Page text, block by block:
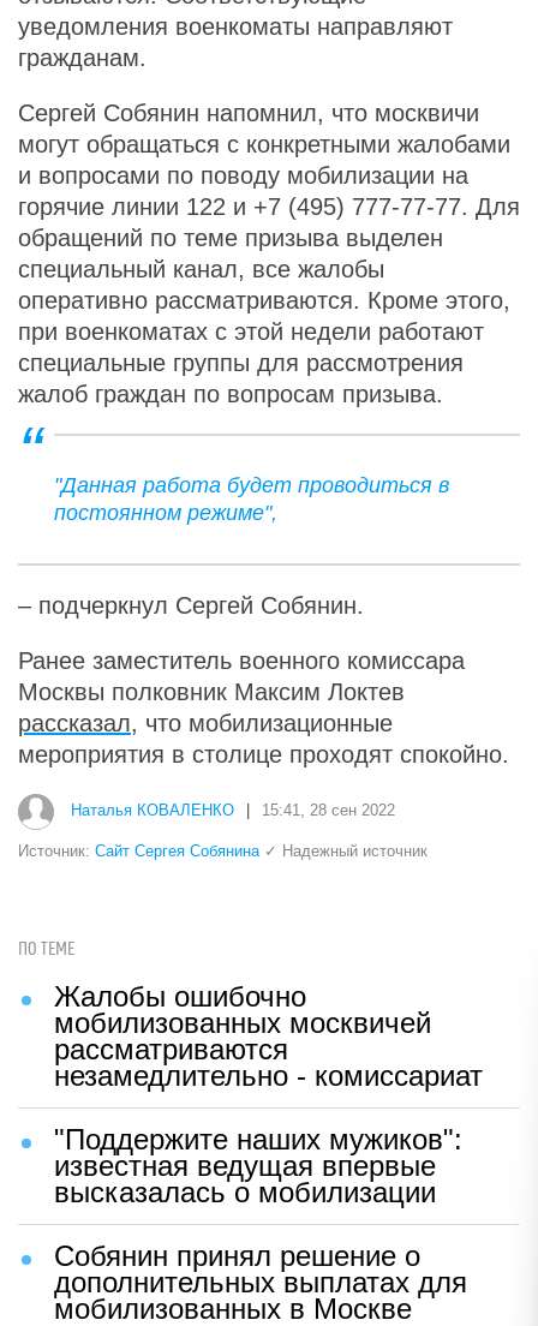
уведомления военкоматы направляют
гражданам.
Сергей Собянин напомнил, что москвичи
могут обращаться с конкретными жалобами
и вопросами по поводу мобилизации на
горячие линии 122 и +7 (495) 777-77-77. Для
обращений по теме призыва выделен
специальный канал, все жалобы
оперативно рассматриваются. Кроме этого,
при военкоматах с этой недели работают
специальные группы для рассмотрения
жалоб граждан по вопросам призыва.
"Данная работа будет проводиться в
постоянном режиме",
– подчеркнул Сергей Собянин.
Ранее заместитель военного комиссара
Москвы полковник Максим Локтев
рассказал, что мобилизационные
мероприятия в столице проходят спокойно.
Наталья КОВАЛЕНКО 15:41, 28 сен 2022
Источник: Сайт Сергея Собянина✓ Надежный источник
ПО ТЕМЕ
Жалобы ошибочно
мобилизованных москвичей
рассматриваются
незамедлительно - комиссариат
"Поддержите наших мужиков":
известная ведущая впервые
высказалась о мобилизации
Собянин принял решение о
дополнительных выплатах для
мобилизованных в Москве